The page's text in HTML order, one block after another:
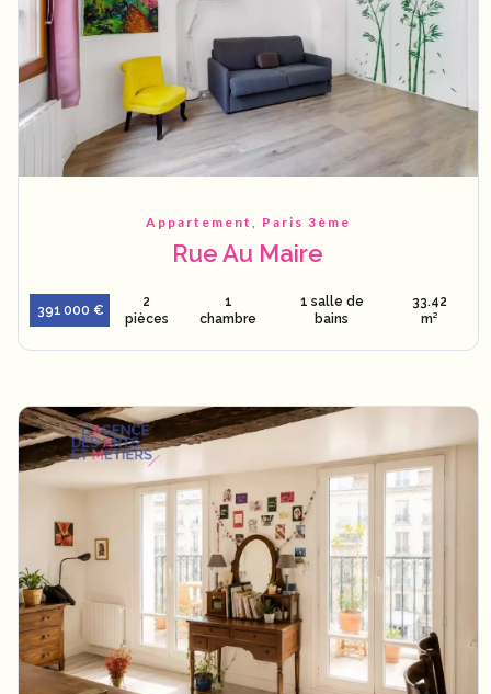
Appartement, Paris 3ème
Rue Au Maire
391 000 €
2
pièces
1
chambre
1 salle de
bains
33.42
m²